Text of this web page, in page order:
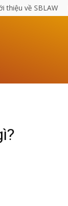
thiệu về SBLAW